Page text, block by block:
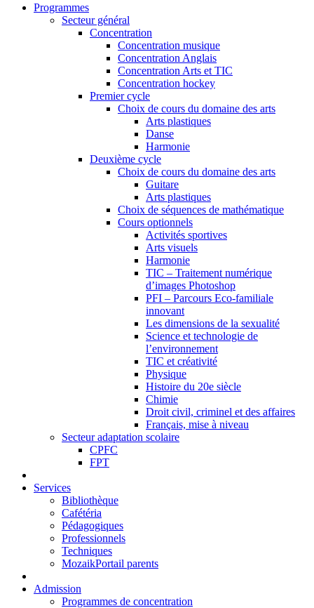
Programmes
Secteur général
Concentration
Concentration musique
Concentration Anglais
Concentration Arts et TIC
Concentration hockey
Premier cycle
Choix de cours du domaine des arts
Arts plastiques
Danse
Harmonie
Deuxième cycle
Choix de cours du domaine des arts
Guitare
Arts plastiques
Choix de séquences de mathématique
Cours optionnels
Activités sportives
Arts visuels
Harmonie
TIC – Traitement numérique
d’images Photoshop
PFI – Parcours Eco-familiale
innovant
Les dimensions de la sexualité
Science et technologie de
l’environnement
TIC et créativité
Physique
Histoire du 20e siècle
Chimie
Droit civil, criminel et des affaires
Français, mise à niveau
Secteur adaptation scolaire
CPFC
FPT
Services
Bibliothèque
Cafétéria
Pédagogiques
Professionnels
Techniques
MozaikPortail parents
Admission
Programmes de concentration